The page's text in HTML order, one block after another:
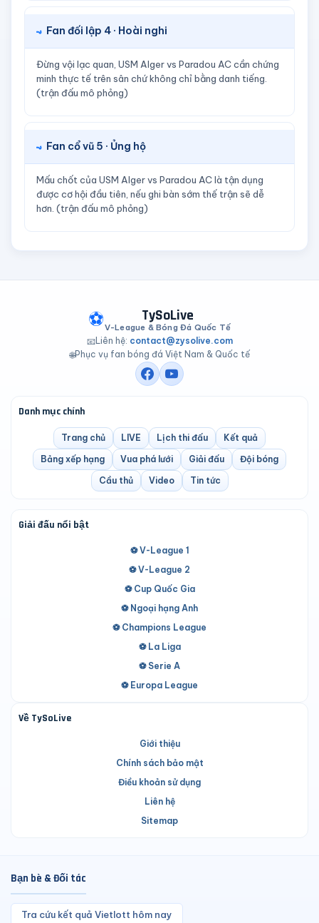
Fan đối lập 4 · Hoài nghi
Đừng vội lạc quan, USM Alger vs Paradou AC cần chứng
minh thực tế trên sân chứ không chỉ bằng danh tiếng.
(trận đấu mô phỏng)
Fan cổ vũ 5 · Ủng hộ
Mấu chốt của USM Alger vs Paradou AC là tận dụng
được cơ hội đầu tiên, nếu ghi bàn sớm thế trận sẽ dễ
hơn. (trận đấu mô phỏng)
⚽ TySoLive
V-League & Bóng Đá Quốc Tế
📧Liên hệ: contact@zysolive.com
🌐Phục vụ fan bóng đá Việt Nam & Quốc tế
Danh mục chính
Trang chủ LIVE Lịch thi đấu
Kết quả
Bảng xếp hạng
Vua phá lưới Giải đấu
Đội bóng
Cầu thủ
Video Tin tức
Giải đấu nổi bật
⚽ V-League 1
⚽ V-League 2
⚽ Cup Quốc Gia
⚽ Ngoại hạng Anh
⚽ Champions League
⚽ La Liga
⚽ Serie A
⚽ Europa League
Về TySoLive
Giới thiệu
Chính sách bảo mật
Điều khoản sử dụng
Liên hệ
Sitemap
Bạn bè & Đối tác
Tra cứu kết quả Vietlott hôm nay